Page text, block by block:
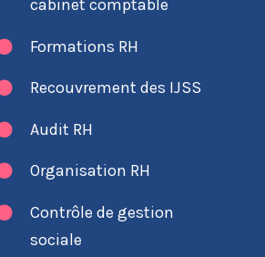
cabinet comptable
Formations RH
Recouvrement des IJSS
Audit RH
Organisation RH
Contrôle de gestion
sociale